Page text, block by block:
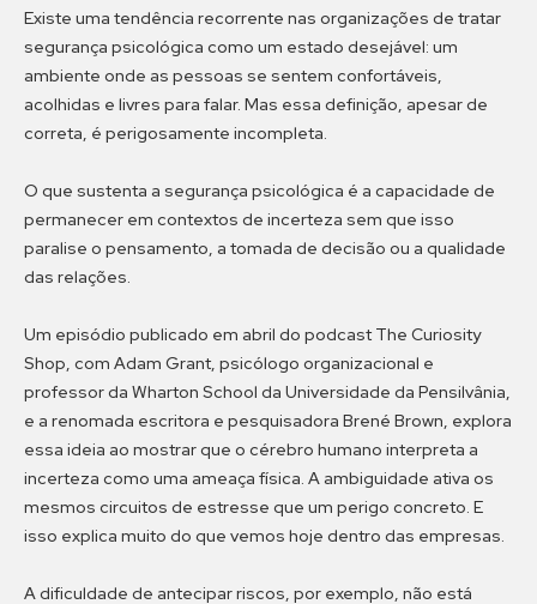
Existe uma tendência recorrente nas organizações de tratar
segurança psicológica como um estado desejável: um
ambiente onde as pessoas se sentem confortáveis,
acolhidas e livres para falar. Mas essa definição, apesar de
correta, é perigosamente incompleta.
O que sustenta a segurança psicológica é a capacidade de
permanecer em contextos de incerteza sem que isso
paralise o pensamento, a tomada de decisão ou a qualidade
das relações.
Um episódio publicado em abril do podcast The Curiosity
Shop, com Adam Grant, psicólogo organizacional e
professor da Wharton School da Universidade da Pensilvânia,
e a renomada escritora e pesquisadora Brené Brown, explora
essa ideia ao mostrar que o cérebro humano interpreta a
incerteza como uma ameaça física. A ambiguidade ativa os
mesmos circuitos de estresse que um perigo concreto. E
isso explica muito do que vemos hoje dentro das empresas.
A dificuldade de antecipar riscos, por exemplo, não está